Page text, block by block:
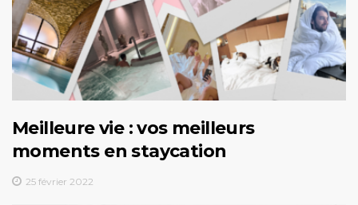
Meilleure vie : vos meilleurs
moments en staycation
25 février 2022